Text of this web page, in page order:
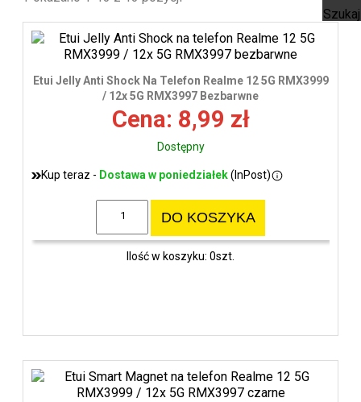
Etui Jelly Anti Shock Na Telefon Realme 12 5G RMX3999
/ 12x 5G RMX3997 Bezbarwne
Cena: 8,99 zł
Dostępny
Kup teraz - Dostawa w poniedziałek(InPost)
DO KOSZYKA
Ilość w koszyku: 0szt.